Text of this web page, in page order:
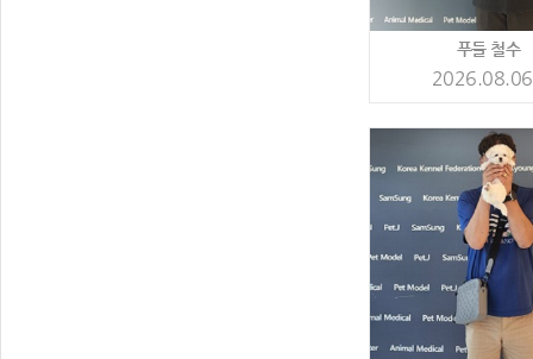
푸들 철수
2026.08.06